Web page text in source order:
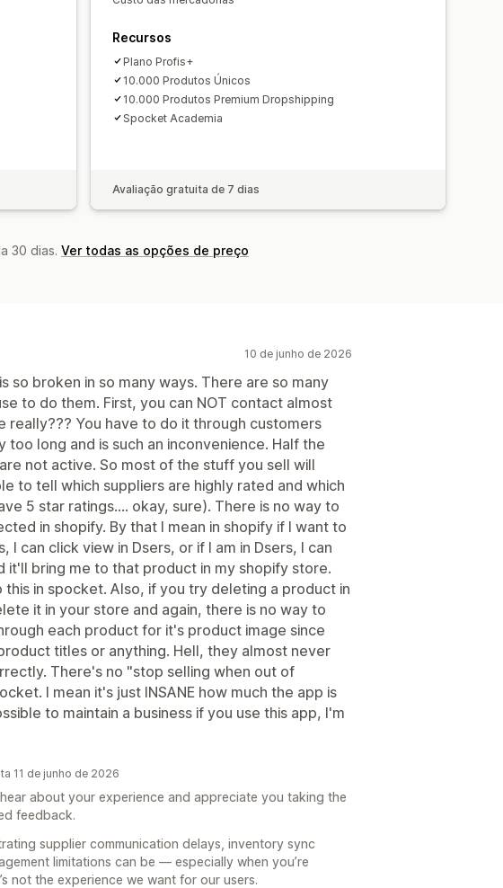
Recursos
Plano Profis+
10.000 Produtos Únicos
10.000 Produtos Premium Dropshipping
Spocket Academia
Avaliação gratuita de 7 dias
30 dias. Ver todas as opções de preço
10 de junho de 2026
so broken in so many ways. There are so many
to do them. First, you can NOT contact almost
really??? You have to do it through customers
too long and is such an inconvenience. Half the
not active. So most of the stuff you sell will
to tell which suppliers are highly rated and which
5 star ratings.... okay, sure). There is no way to
in shopify. By that I mean in shopify if I want to
I can click view in Dsers, or if I am in Dsers, I can
it'll bring me to that product in my shopify store.
in spocket. Also, if you try deleting a product in
it in your store and again, there is no way to
each product for it's product image since
titles or anything. Hell, they almost never
There's no "stop selling when out of
I mean it's just INSANE how much the app is
to maintain a business if you use this app, I'm
11 de junho de 2026
about your experience and appreciate you taking the
feedback.
supplier communication delays, inventory sync
limitations can be — especially when you’re
not the experience we want for our users.